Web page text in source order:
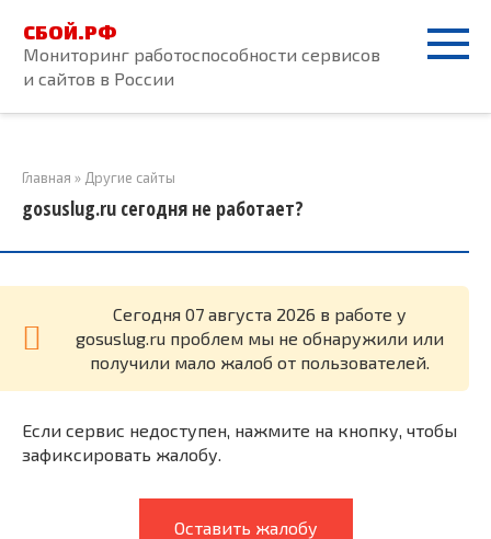
контенту
СБОЙ.РФ
Мониторинг работоспособности сервисов
и сайтов в России
Главная » Другие сайты
gosuslug.ru сегодня не работает?
Cегодня 07 августа 2026 в работе у
gosuslug.ru проблем мы не обнаружили или
получили мало жалоб от пользователей.
Если сервис недоступен, нажмите на кнопку, чтобы
зафиксировать жалобу.
Оставить жалобу